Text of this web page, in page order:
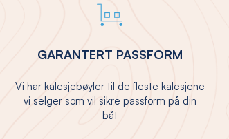
GARANTERT PASSFORM
Vi har kalesjebøyler til de fleste kalesjene
vi selger som vil sikre passform på din
båt